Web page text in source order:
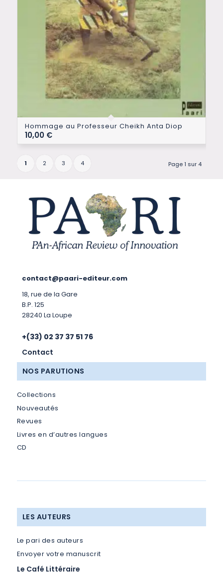
Hommage au Professeur Cheikh Anta Diop
10,00 €
Page 1 sur 4
1 2 3 4
contact@paari-editeur.com
18, rue de la Gare
B.P. 125
28240 La Loupe
+(33) 02 37 37 51 76
Contact
NOS PARUTIONS
Collections
Nouveautés
Revues
Livres en d’autres langues
CD
LES AUTEURS
Le pari des auteurs
Envoyer votre manuscrit
Le Café Littéraire